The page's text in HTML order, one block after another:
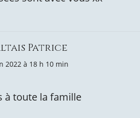
Patrice
2022 à 18 h 10 min
à toute la famille